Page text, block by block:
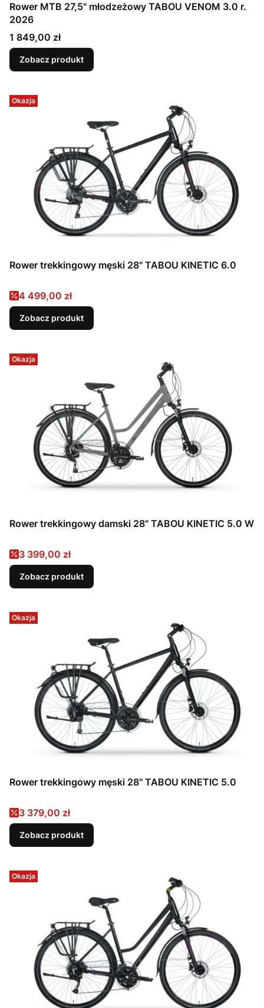
Rower MTB 27,5" młodzeżowy TABOU VENOM 3.0 r.
2026
Cena
1 849,00 zł
Zobacz produkt
Okazja
Rower trekkingowy męski 28" TABOU KINETIC 6.0
Cena promocyjna
4 499,00 zł
Zobacz produkt
Okazja
Rower trekkingowy damski 28" TABOU KINETIC 5.0 W
Cena promocyjna
3 399,00 zł
Zobacz produkt
Okazja
Rower trekkingowy męski 28" TABOU KINETIC 5.0
Cena promocyjna
3 379,00 zł
Zobacz produkt
Okazja